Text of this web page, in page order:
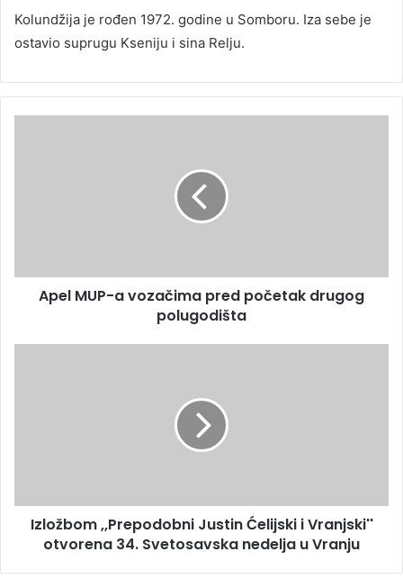
Kolundžija je rođen 1972. godine u Somboru. Iza sebe je
ostavio suprugu Kseniju i sina Relju.
Apel MUP-a vozačima pred početak drugog
polugodišta
Izložbom ,,Prepodobni Justin Ćelijski i Vranjski''
otvorena 34. Svetosavska nedelja u Vranju